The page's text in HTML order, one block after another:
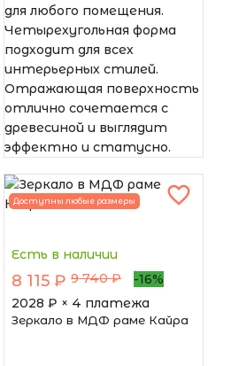
для любого помещения.
Четырехугольная форма
подходит для всех
интерьерных стилей.
Отражающая поверхность
отлично сочетается с
древесиной и выглядит
эффектно и статусно.
Доступны любые размеры
Есть в наличии
8 115 ₽ 9 740 ₽
-16%
2028 ₽ × 4 платежа
Зеркало в МДФ раме Кайра